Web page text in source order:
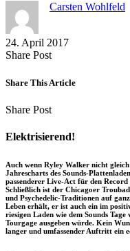
Carsten Wohlfeld
24. April 2017
Share PostShare
Facebook
Copy
to
Send
via
Share This Article
Share PostShare
Facebook
Copy
to
Send
via
Elektrisierend!
Auch wenn Ryley Walker nicht
Jahrescharts des Sounds-
passenderer Live-Act für den
Schließlich ist der Chicagoer
und Psychedelic-Traditionen auf
Leben erhält, er ist auch ein im
riesigen Laden wie dem Sounds
Tourgage ausgeben würde. Kein
langer und umfassender Auftritt ein